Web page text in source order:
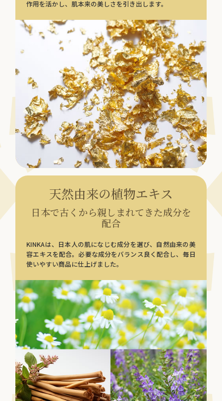
作用を活かし、肌本来の美しさを引き出します。
天然由来の植物エキス
日本で古くから親しまれてきた成分を
配合
KINKAは、日本人の肌になじむ成分を選び、自然由来の美
容エキスを配合。必要な成分をバランス良く配合し、毎日
使いやすい商品に仕上げました。